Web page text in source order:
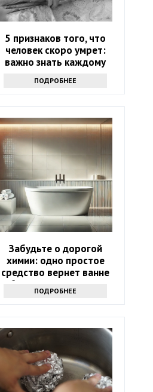
5 признаков того, что
человек скоро умрет:
важно знать каждому
ПОДРОБНЕЕ
Забудьте о дорогой
химии: одно простое
средство вернет ванне
белизну за 10 минут
ПОДРОБНЕЕ